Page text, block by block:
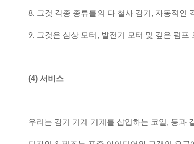
8. 그것 각종 종류를의 다 철사 감기, 자동적인
9. 그것은 삼상 모터, 발전기 모터 및 깊은 펌
(4) 서비스
우리는 감기 기계 기계를 삽입하는 코일, 등과